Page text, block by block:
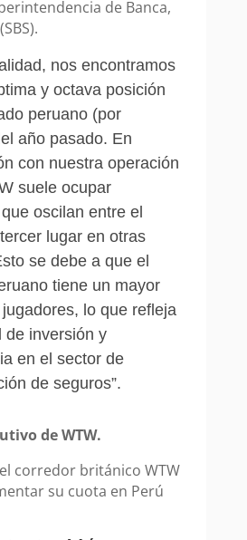
de Banca,
nos encontramos
y octava posición
peruano (por
año pasado. En
con nuestra operación
suele ocupar
oscilan entre el
lugar en otras
se debe a que el
tiene un mayor
lo que refleja
de inversión y
en el sector de
de seguros”.
de WTW.